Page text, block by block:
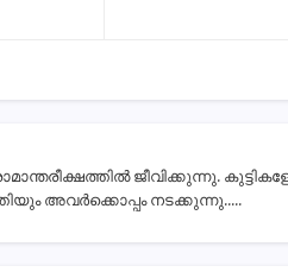
ജീവിക്കുന്നു.
അവർക്കൊപ്പം നടക്കുന്നു.....